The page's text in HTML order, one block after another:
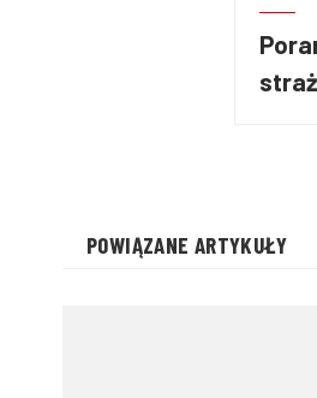
POWIĄZANE ARTYKUŁY